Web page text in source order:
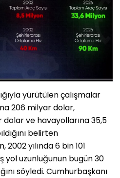
yürütülen çalışmalar
206 milyar dolar,
ve havayollarına 35,5
belirten
yılında 6 bin 101
uzunluğunun bugün 30
söyledi. Cumhurbaşkanı